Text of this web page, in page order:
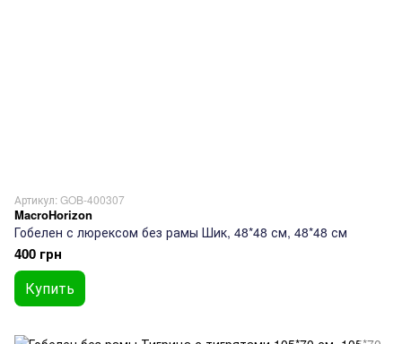
Артикул: GOB-400307
MacroHorizon
Гобелен с люрексом без рамы Шик, 48*48 см, 48*48 см
400 грн
Купить